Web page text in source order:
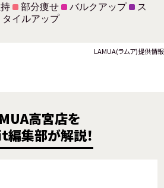
部分痩せ バルクアップ
ス
タイルアップ
LAMUA(ラムア)提供情報
高宮店を
集部が解説！